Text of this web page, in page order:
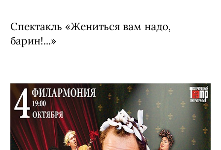
Спектакль «Жениться вам надо,
барин!...»